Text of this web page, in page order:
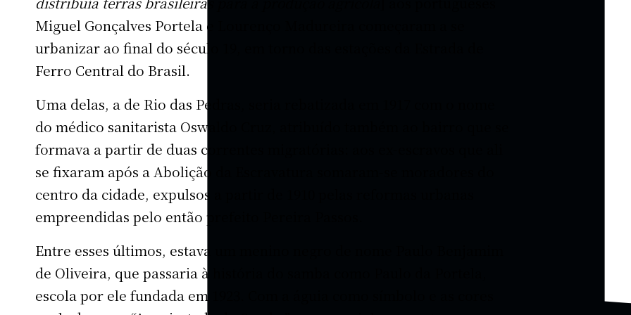
Miguel Gonçalves Portela e Lourenço Madureira começaram a se
urbanizar ao final do século 19, em torno das estações da Estrada de
Ferro Central do Brasil.
Uma delas, a de Rio das Pedras, seria rebatizada em 1917 com o nome
do médico sanitarista Oswaldo Cruz, atribuído também ao bairro que se
formava a partir de duas correntes migratórias: aos ex-escravos que ali
se fixaram após a Abolição da Escravatura somaram-se moradores do
centro da cidade, expulsos a partir de 1910 pelas reformas urbanas
empreendidas pelo então prefeito Pereira Passos.
Entre esses últimos, estava um menino negro de nome Paulo Benjamim
de Oliveira, que passaria à história do samba como Paulo da Portela,
escola por ele fundada em 1923. Com a águia como símbolo e as cores